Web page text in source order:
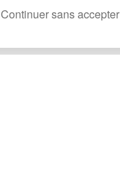
Continuer sans accepter